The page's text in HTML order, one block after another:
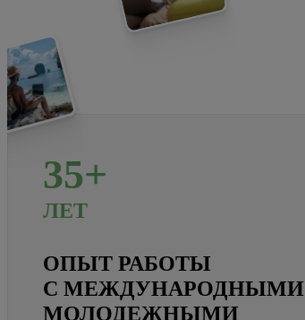
35+
ЛЕТ
ОПЫТ РАБОТЫ
С МЕЖДУНАРОДНЫМИ
МОЛОДЕЖНЫМИ